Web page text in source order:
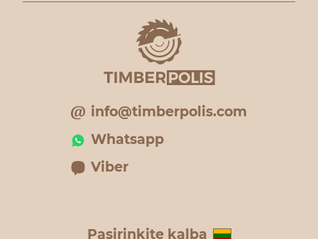
info@timberpolis.com
Whatsapp
Viber
Pasirinkite kalbą